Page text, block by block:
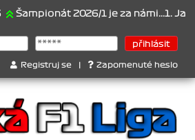
Šampionát 2026/1 je za námi...1. Jan
Registruj se Zapomenuté heslo